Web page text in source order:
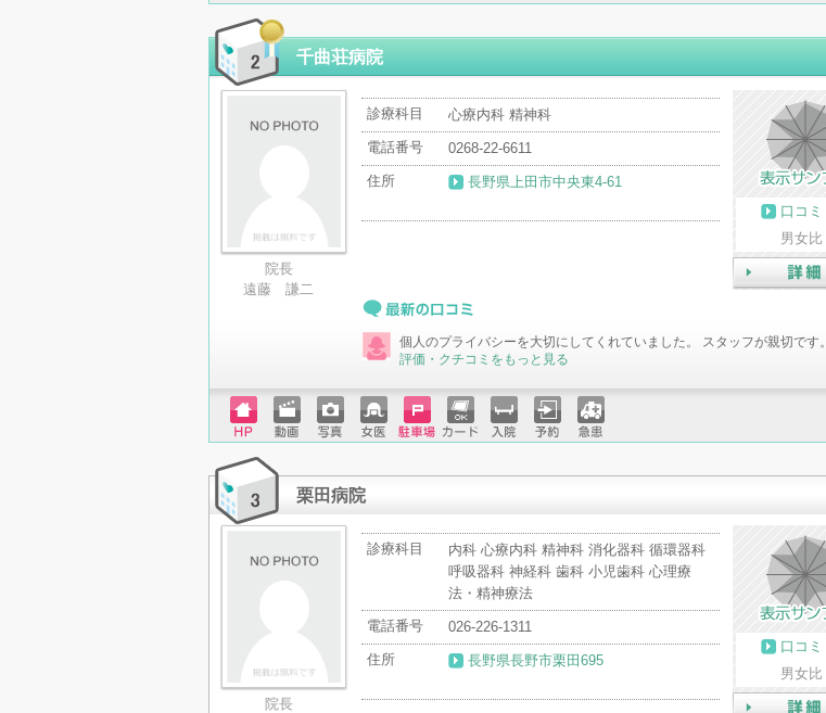
ホーム
ページ
動画 写真 女医 駐車場クレジ
ード
入院 予約 急患
千曲荘病院
院長
遠藤 謙二
診療科目
心療内科 精神科
電話番号
0268-22-6611
住所
長野県上田市中央東4-61
口コミ
男女比
最新の口コミ個人のプライバシーを大切にしてくれていました。 スタッフが親切です。
評価・クチコミをもっと見る
ホーム
ページ
動画 写真 女医 駐車場クレジ入院 予約 急患
栗田病院
院長
診療科目
内科 心療内科 精神科 消化器科 循環器科
呼吸器科 神経科 歯科 小児歯科 心理療
法・精神療法
電話番号
026-226-1311
住所
長野県長野市栗田695
口コミ
男女比